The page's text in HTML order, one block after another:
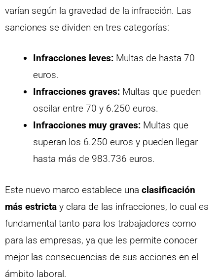
varían según la gravedad de la infracción. Las
sanciones se dividen en tres categorías:
Infracciones leves: Multas de hasta 70
euros.
Infracciones graves: Multas que pueden
oscilar entre 70 y 6.250 euros.
Infracciones muy graves: Multas que
superan los 6.250 euros y pueden llegar
hasta más de 983.736 euros.
Este nuevo marco establece una clasificación
más estricta y clara de las infracciones, lo cual es
fundamental tanto para los trabajadores como
para las empresas, ya que les permite conocer
mejor las consecuencias de sus acciones en el
ámbito laboral.